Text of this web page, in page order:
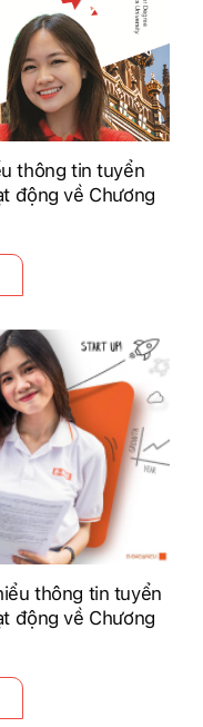
thông tin tuyển
động về Chương
thông tin tuyển
động về Chương